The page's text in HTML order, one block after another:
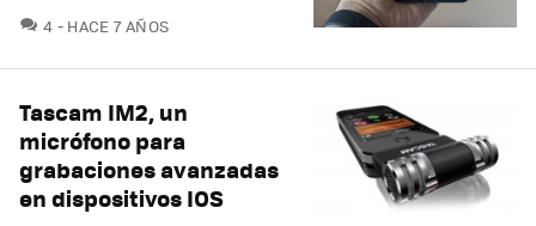
4 COMENTARIOS
HACE 7 AÑOS
Tascam IM2, un
micrófono para
grabaciones avanzadas
en dispositivos IOS